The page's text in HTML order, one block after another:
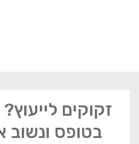
זקוקים
בטופס ונשוב